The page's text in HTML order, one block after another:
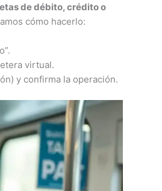
de débito, crédito o
cómo hacerlo:
virtual.
y confirma la operación.